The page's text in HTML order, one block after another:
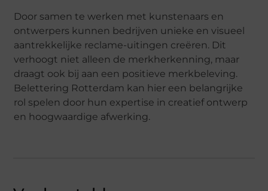
Door samen te werken met kunstenaars en
ontwerpers kunnen bedrijven unieke en visueel
aantrekkelijke reclame-uitingen creëren. Dit
verhoogt niet alleen de merkherkenning, maar
draagt ook bij aan een positieve merkbeleving.
Belettering Rotterdam kan hier een belangrijke
rol spelen door hun expertise in creatief ontwerp
en hoogwaardige afwerking.